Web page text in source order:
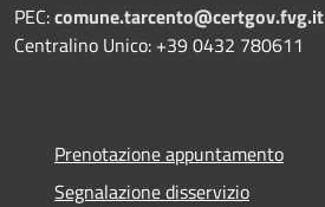
PEC:comune.tarcento@certgov.fvg.it
Centralino Unico: +39 0432 780611
Prenotazione appuntamento
Segnalazione disservizio